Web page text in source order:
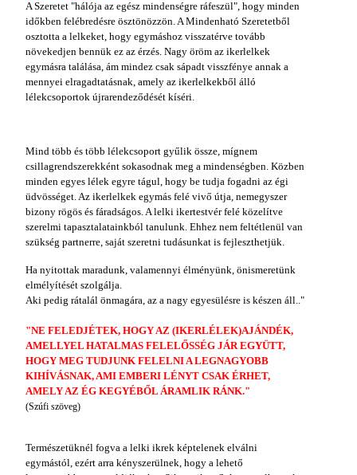
A Szeretet "hálója az egész mindenségre ráfeszül", hogy minden
időkben felébredésre ösztönözzön. A Mindenható Szeretetből
osztotta a lelkeket, hogy egymáshoz visszatérve tovább
növekedjen bennük ez az érzés. Nagy öröm az ikerlelkek
egymásra találása, ám mindez csak sápadt visszfénye annak a
mennyei elragadtatásnak, amely az ikerlelkekből álló
lélekcsoportok újrarendeződését kíséri.
Mind több és több lélekcsoport gyűlik össze, mígnem
csillagrendszerekként sokasodnak meg a mindenségben. Közben
minden egyes lélek egyre tágul, hogy be tudja fogadni az égi
üdvösséget. Az ikerlelkek egymás felé vivő útja, nemegyszer
bizony rögös és fáradságos. A lelki ikertestvér felé közelítve
szerelmi tapasztalatainkból tanulunk. Ehhez nem feltétlenül van
szükség partnerre, saját szeretni tudásunkat is fejleszthetjük.
Ha nyitottak maradunk, valamennyi élményünk, önismeretünk
elmélyítését szolgálja.
Aki pedig rátalál önmagára, az a nagy egyesülésre is készen áll.."
"NE FELEDJÉTEK, HOGY AZ (IKERLÉLEK)AJÁNDÉK,
AMELLYEL HATALMAS FELELŐSSÉG JÁR EGYÜTT,
HOGY MEG TUDJUNK FELELNI A LEGNAGYOBB
KIHÍVÁSNAK, AMI EMBERI LÉNYT CSAK ÉRHET,
AMELY AZ ÉG KEGYÉBŐL ÁRAMLIK RÁNK."
(Szúfi szöveg)
Természetüknél fogva a lelki ikrek képtelenek elválni
egymástól, ezért arra kényszerülnek, hogy a lehető